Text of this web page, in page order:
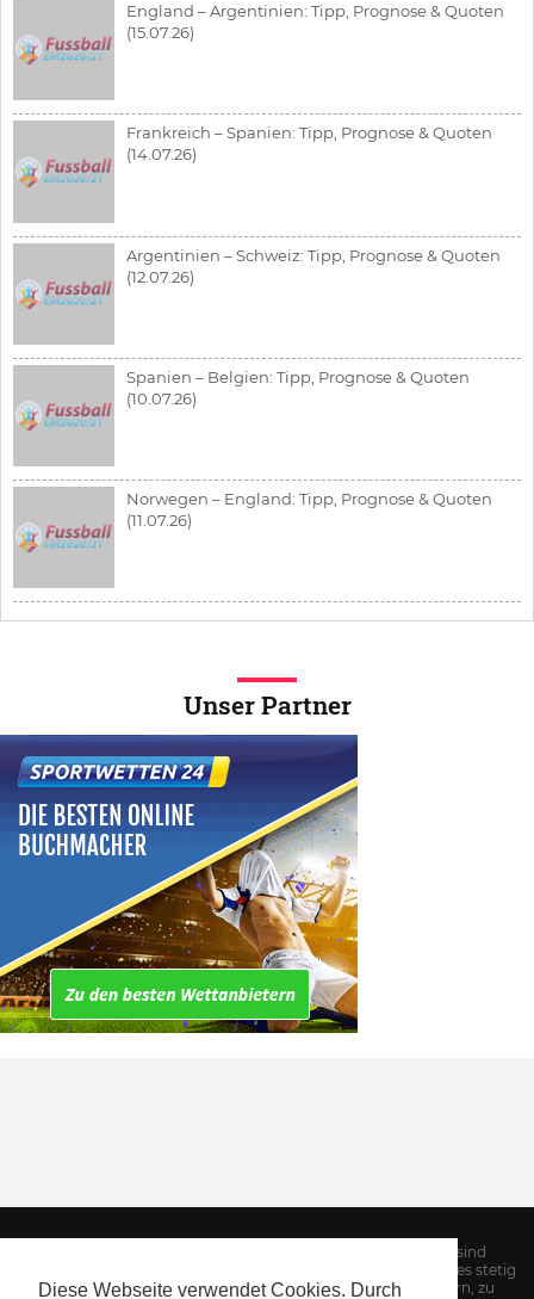
Diese Webseite verwendet Cookies. Durch
England – Argentinien: Tipp, Prognose & Quoten
(15.07.26)
Frankreich – Spanien: Tipp, Prognose & Quoten
(14.07.26)
Argentinien – Schweiz: Tipp, Prognose & Quoten
(12.07.26)
Spanien – Belgien: Tipp, Prognose & Quoten
(10.07.26)
Norwegen – England: Tipp, Prognose & Quoten
(11.07.26)
Unser Partner
Hinweis: Alle Informationen auf unserer Website sind
sorgfältig recherchiert. Dennoch kann es Aufgrund des stetig
wechselnden Angebotes von Sportwettenanbietern, zu